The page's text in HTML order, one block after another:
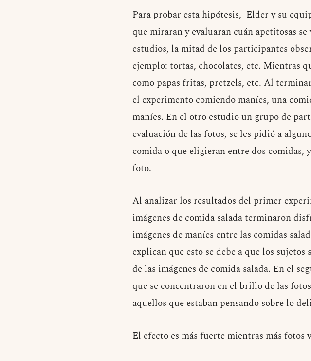
Para probar esta hipótesis, Elder y su
que miraran y evaluaran cuán apetitosas
estudios, la mitad de los participantes
ejemplo: tortas, chocolates, etc. Mientras
como papas fritas, pretzels, etc. Al
el experimento comiendo maníes, una
maníes. En el otro estudio un grupo de
evaluación de las fotos, se les pidió a
comida o que eligieran entre dos
foto.
Al analizar los resultados del primer
imágenes de comida salada terminaron
imágenes de maníes entre las comidas
explican que esto se debe a que los
de las imágenes de comida salada. En el
que se concentraron en el brillo de las
aquellos que estaban pensando sobre lo
El efecto es más fuerte mientras más fotos